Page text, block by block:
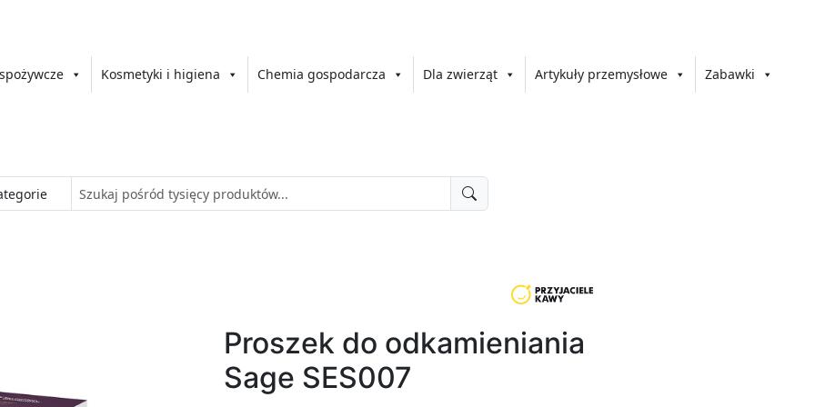
Kosmetyki i higiena Chemia gospodarcza Dla zwierząt Artykuły przemysłowe Zabawki
Proszek do odkamieniania
Sage SES007